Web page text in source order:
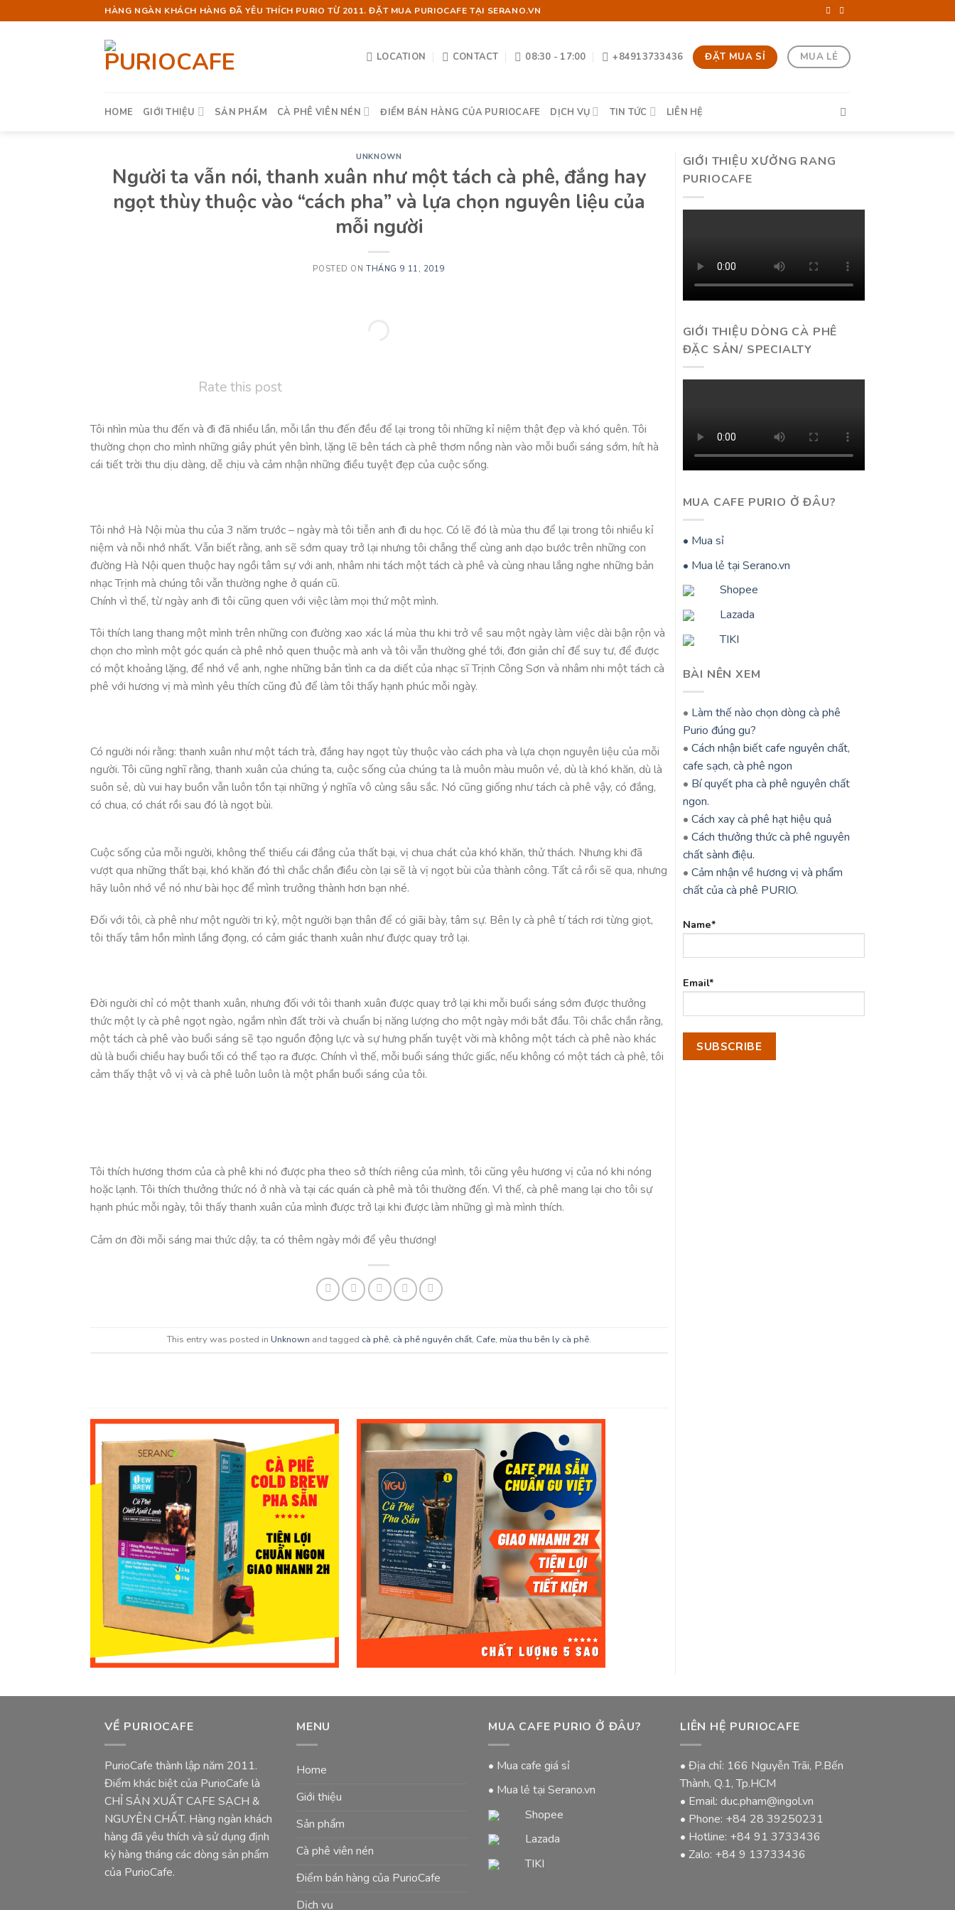
to
HÀNG NGÀN KHÁCH HÀNG ĐÃ YÊU THÍCH PURIO TỪ 2011. ĐẶT MUA PURIOCAFE TẠI SERANO.VN
LOCATION CONTACT 08:30 - 17:00 +84913733436 ĐẶT MUA SỈ MUA LẺ
HOME GIỚI THIỆU SẢN PHẨM CÀ PHÊ VIÊN NÉN ĐIỂM BÁN HÀNG CỦA PURIOCAFE DỊCH VỤ TIN TỨC LIÊN HỆ
UNKNOWN
Người ta vẫn nói, thanh xuân như một tách cà phê, đắng hay
ngọt thùy thuộc vào “cách pha” và lựa chọn nguyên liệu của
mỗi người
POSTED ONTHÁNG 9 11, 2019
Rate this post
Tôi nhìn mùa thu đến và đi đã nhiều lần, mỗi lần thu đến đều để lại trong tôi những kỉ niệm thật đẹp và khó quên. Tôi
thường chọn cho mình những giây phút yên bình, lặng lẽ bên tách cà phê thơm nồng nàn vào mỗi buổi sáng sớm, hít hà
cái tiết trời thu dịu dàng, dễ chịu và cảm nhận những điều tuyệt đẹp của cuộc sống.
Tôi nhớ Hà Nội mùa thu của 3 năm trước – ngày mà tôi tiễn anh đi du học. Có lẽ đó là mùa thu để lại trong tôi nhiều kỉ
niệm và nỗi nhớ nhất. Vẫn biết rằng, anh sẽ sớm quay trở lại nhưng tôi chẳng thể cùng anh dạo bước trên những con
đường Hà Nội quen thuộc hay ngồi tâm sự với anh, nhâm nhi tách một tách cà phê và cùng nhau lắng nghe những bản
nhạc Trịnh mà chúng tôi vẫn thường nghe ở quán cũ.
Chính vì thế, từ ngày anh đi tôi cũng quen với việc làm mọi thứ một mình.
Tôi thích lang thang một mình trên những con đường xao xác lá mùa thu khi trở về sau một ngày làm việc dài bận rộn và
chọn cho mình một góc quán cà phê nhỏ quen thuộc mà anh và tôi vẫn thường ghé tới, đơn giản chỉ để suy tư, để được
có một khoảng lặng, để nhớ về anh, nghe những bản tình ca da diết của nhạc sĩ Trịnh Công Sơn và nhâm nhi một tách cà
phê với hương vị mà mình yêu thích cũng đủ để làm tôi thấy hạnh phúc mỗi ngày.
Có người nói rằng: thanh xuân như một tách trà, đắng hay ngọt tùy thuộc vào cách pha và lựa chọn nguyên liệu của mỗi
người. Tôi cũng nghĩ rằng, thanh xuân của chúng ta, cuộc sống của chúng ta là muôn màu muôn vẻ, dù là khó khăn, dù là
suôn sẻ, dù vui hay buồn vẫn luôn tồn tại những ý nghĩa vô cùng sâu sắc. Nó cũng giống như tách cà phê vậy, có đắng,
có chua, có chát rồi sau đó là ngọt bùi.
Cuộc sống của mỗi người, không thể thiếu cái đắng của thất bại, vị chua chát của khó khăn, thử thách. Nhưng khi đã
vượt qua những thất bại, khó khăn đó thì chắc chắn điều còn lại sẽ là vị ngọt bùi của thành công. Tất cả rồi sẽ qua, nhưng
hãy luôn nhớ về nó như bài học để mình trưởng thành hơn bạn nhé.
Đối với tôi, cà phê như một người tri kỷ, một người bạn thân để có giãi bày, tâm sự. Bên ly cà phê tí tách rơi từng giọt,
tôi thấy tâm hồn mình lắng đọng, có cảm giác thanh xuân như được quay trở lại.
Đời người chỉ có một thanh xuân, nhưng đối với tôi thanh xuân được quay trở lại khi mỗi buổi sáng sớm được thưởng
thức một ly cà phê ngọt ngào, ngắm nhìn đất trời và chuẩn bị năng lượng cho một ngày mới bắt đầu. Tôi chắc chắn rằng,
một tách cà phê vào buổi sáng sẽ tạo nguồn động lực và sự hưng phấn tuyệt vời mà không một tách cà phê nào khác
dù là buổi chiều hay buổi tối có thể tạo ra được. Chính vì thế, mỗi buổi sáng thức giấc, nếu không có một tách cà phê, tôi
cảm thấy thật vô vị và cà phê luôn luôn là một phần buổi sáng của tôi.
Tôi thích hương thơm của cà phê khi nó được pha theo sở thích riêng của mình, tôi cũng yêu hương vị của nó khi nóng
hoặc lạnh. Tôi thích thưởng thức nó ở nhà và tại các quán cà phê mà tôi thường đến. Vì thế, cà phê mang lại cho tôi sự
hạnh phúc mỗi ngày, tôi thấy thanh xuân của mình được trở lại khi được làm những gì mà mình thích.
Cảm ơn đời mỗi sáng mai thức dậy, ta có thêm ngày mới để yêu thương!
This entry was posted in Unknown and tagged cà phê, cà phê nguyên chất, Cafe, mùa thu bên ly cà phê.
GIỚI THIỆU XƯỞNG RANG
PURIOCAFE
GIỚI THIỆU DÒNG CÀ PHÊ
ĐẶC SẢN/ SPECIALTY
MUA CAFE PURIO Ở ĐÂU?
• Mua sỉ
• Mua lẻ tại Serano.vn
Shopee
Lazada
TIKI
BÀI NÊN XEM
• Làm thế nào chọn dòng cà phê
Purio đúng gu?
• Cách nhận biết cafe nguyên chất,
cafe sạch, cà phê ngon
• Bí quyết pha cà phê nguyên chất
ngon.
• Cách xay cà phê hạt hiệu quả
• Cách thưởng thức cà phê nguyên
chất sành điệu.
• Cảm nhận về hương vị và phẩm
chất của cà phê PURIO.
Name*
Email*
VỀ PURIOCAFE
PurioCafe thành lập năm 2011.
Điểm khác biệt của PurioCafe là
CHỈ SẢN XUẤT CAFE SẠCH &
NGUYÊN CHẤT. Hàng ngàn khách
hàng đã yêu thích và sử dụng định
kỳ hàng tháng các dòng sản phẩm
của PurioCafe.
MENU
Home
Giới thiệu
Sản phẩm
Cà phê viên nén
Điểm bán hàng của PurioCafe
Dịch vụ
MUA CAFE PURIO Ở ĐÂU?
• Mua cafe giá sỉ
• Mua lẻ tại Serano.vn
Shopee
Lazada
TIKI
LIÊN HỆ PURIOCAFE
• Địa chỉ: 166 Nguyễn Trãi, P.Bến
Thành, Q.1, Tp.HCM
• Email: duc.pham@ingol.vn
• Phone: +84 28 39250231
• Hotline: +84 91 3733436
• Zalo: +84 9 13733436